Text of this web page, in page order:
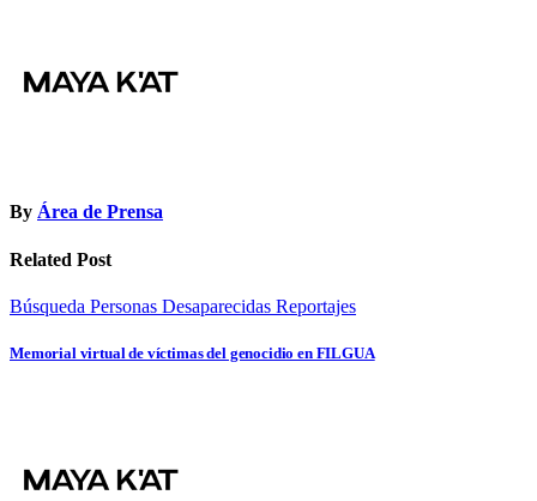
By Área de Prensa
Related Post
Búsqueda Personas Desaparecidas Reportajes
Memorial virtual de víctimas del genocidio en FILGUA